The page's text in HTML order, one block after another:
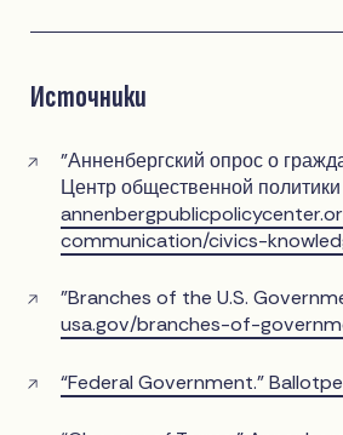
Источники
"Анненбергский опрос о
Центр общественной
communication/civics-
"Branches of the U.S.
usa.gov/branches-of-
“Federal Government.”